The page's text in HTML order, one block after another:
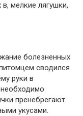
мелкие лягушки,
болезненных
сводился
руки в
пренебрегают
укусами.